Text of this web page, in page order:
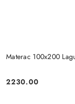
Materac 100x200
Cena:
2230.00